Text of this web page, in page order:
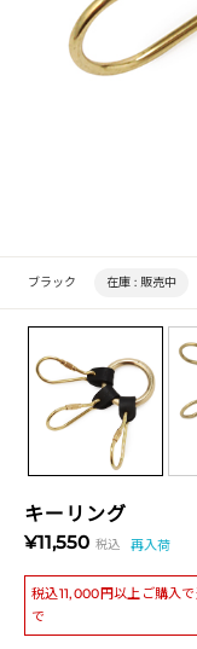
キーリング
¥11,550 税込 再入荷
税込11,000円以上ご購入
で
ブラック 在庫 : 販売中